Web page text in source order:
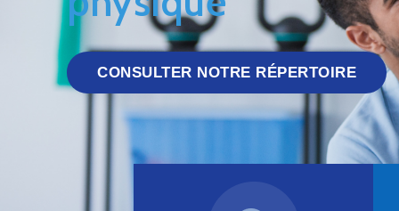
CONSULTER NOTRE RÉPERTOIRE